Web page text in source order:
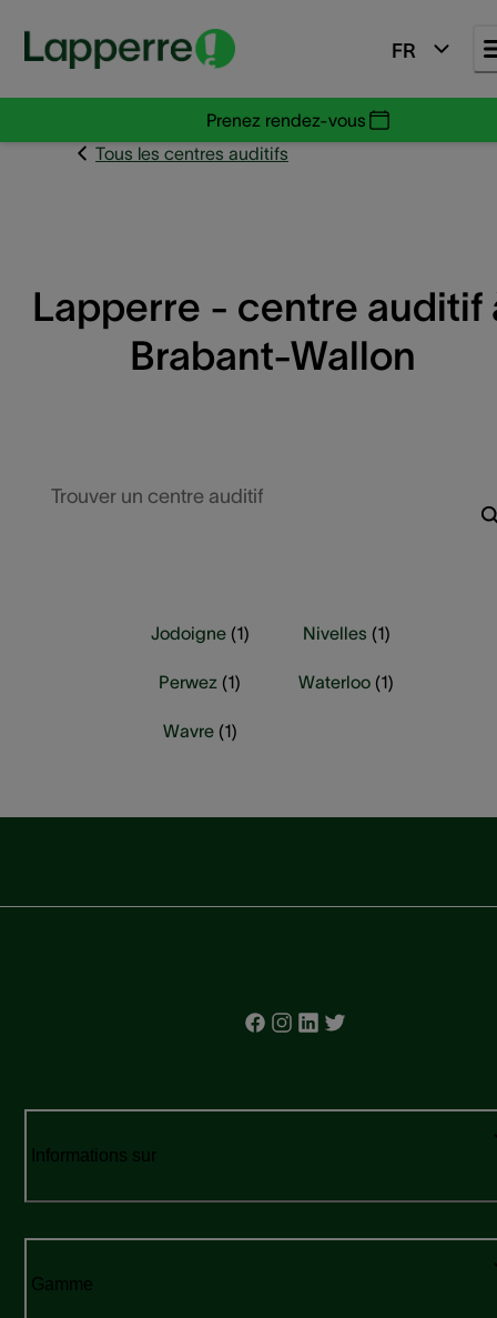
FR
Prenez rendez-vous
Tous les centres auditifs
Lapperre - centre auditif
Brabant-Wallon
Trouver un centre auditif
Jodoigne (1) Nivelles (1)
Perwez (1) Waterloo (1)
Wavre (1)
Informations sur
Gamme